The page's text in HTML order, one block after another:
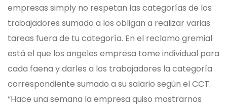
empresas simply no respetan las categorías de los
trabajadores sumado a los obligan a realizar varias
tareas fuera de tu categoría. En el reclamo gremial
está el que los angeles empresa tome individual para
cada faena y darles a los trabajadores la categoría
correspondiente sumado a su salario según el CCT.
“Hace una semana la empresa quiso mostrarnos